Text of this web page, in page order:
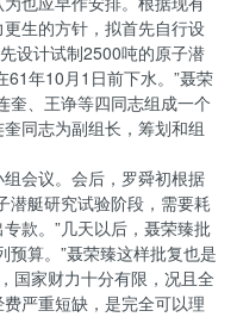
生的方针，拟首先自行设
设计试制2500吨的原子潜
年10月1日前下水。”聂荣
奎、王诤等四同志组成一个
同志为副组长，筹划和组
会议。会后，罗舜初根据
潜艇研究试验阶段，需要耗
款。”几天以后，聂荣臻批
预算。”聂荣臻这样批复也是
国家财力十分有限，况且全
严重短缺，是完全可以理